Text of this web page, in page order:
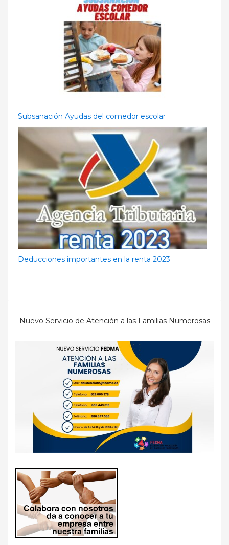
Subsanación Ayudas del comedor escolar
Deducciones importantes en la renta 2023
Nuevo Servicio de Atención a las Familias Numerosas